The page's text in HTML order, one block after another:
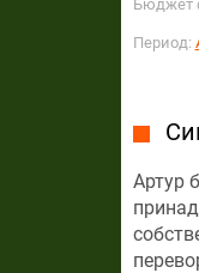
Бюджет
Период:
Артур